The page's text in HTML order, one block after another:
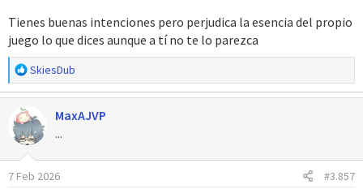
-Guzzlord: es horrible xDD Le di chance en mi monotype Dark run
pero no había manera que funcionara, no tiene ninguna gimmick,
su superioridad de BST no ayuda en nada. Blace y Stakataka le
humillan. Darle Dracoenergía al lv 78, 79, 80 o ya de base, no lo
veo descabellado, es lentísimo. Con ese move puede con gafas
elegidas y equipo tr tener un rol que le de propósito, uno super
nicho y con claras debilidades ya que al mínimo toque pierde esa
potencia y las hadas lo destruyen. Hasta le daría Trick Room para
que hiciera algo más. Más allá del level 100 le daría Erupción,
Salpicar, etc para que tenga algo que decir contra Regidrago que
Tienes buenas intenciones pero perjudica la esencia del propio
juego lo que dices aunque a tí no te lo parezca
R
e
a
c
c
i
o
n
SkiesDub
MaxAJVP
...
7 Feb 2026 #3.857